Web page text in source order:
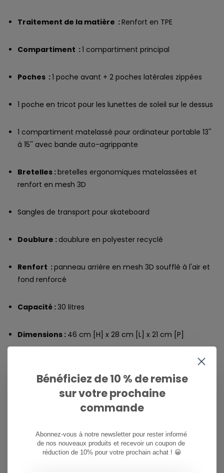
Traitement de la matière :Renfort en TPE
Compartiment :1 compartiment principal
Poches :1 poche avant + 2 poches latérales zippées
1 poche en tricot pour les lunettes de soleil sur le dessus
1 compartiment matelassé pour ordinateur portable 13''
à 15'' avec bande auto-agrippante
Bretelles :bretelles ergonomiques matelassées et
renfort en mesh 3D
Sangles de transport pour skateboard
Doublure : doublure en polyester recyclé
Renfort :panneau arrière en mesh 3D soufflé à l'air et
fond renforcé
Capacité :30 litres
Dimensions : 46 cm [H] x 28 cm [L] x 21 cm [P]
Logotage par sérigraphie 3D HD
le sternum
Poches latérales pour gourde
Bénéficiez de 10 % de remise
sur votre prochaine
commande
Abonnez-vous à notre newsletter pour rester informé
de nos nouveaux produits et recevoir un coupon de
réduction de 10% pour votre prochain achat ! 😀